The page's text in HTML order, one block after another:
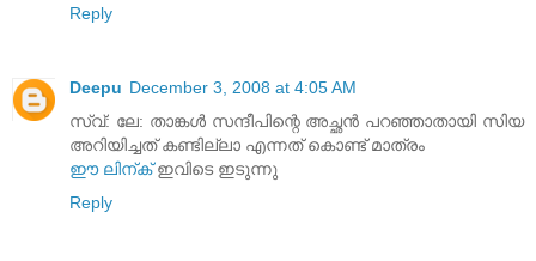
Reply
Deepu December 3, 2008 at 4:05 AM
സ്വ്: ലേ: താങ്കൾ സന്ദീപിന്റെ അച്ഛന്‍ പറഞ്ഞാതായി സിയ
അറിയിച്ചത് കണ്ടില്ലാ എന്നത് കൊണ്ട് മാത്രം
ഈ ലിന്ക്ഇവിടെ ഇടുന്നു
Reply